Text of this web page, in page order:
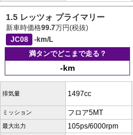
1.5 レッツォ プライマリー
新車時価格99.7万円(税抜)
JC08
-km/L
満タンでどこまで走る？
-km
排気量 1497cc
ミッション フロア5MT
最大出力 105ps/6000rpm